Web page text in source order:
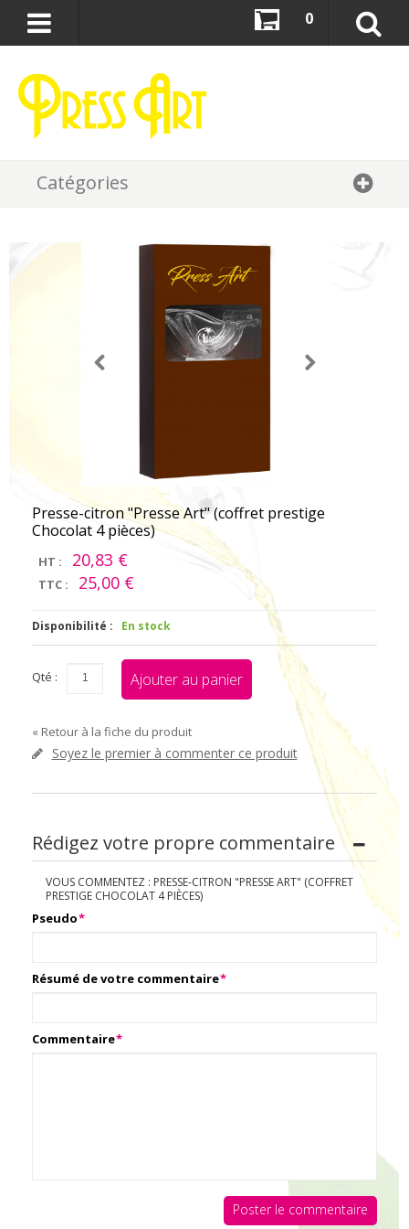
0
Catégories
Presse-citron "Presse Art" (coffret prestige
Chocolat 4 pièces)
HT : 20,83 €
TTC : 25,00 €
Disponibilité : En stock
Qté : Ajouter au panier
« Retour à la fiche du produit
Soyez le premier à commenter ce produit
Rédigez votre propre commentaire
VOUS COMMENTEZ : PRESSE-CITRON "PRESSE ART" (COFFRET
PRESTIGE CHOCOLAT 4 PIÈCES)
*
Pseudo
*
Résumé de votre commentaire
*
Commentaire
Poster le commentaire